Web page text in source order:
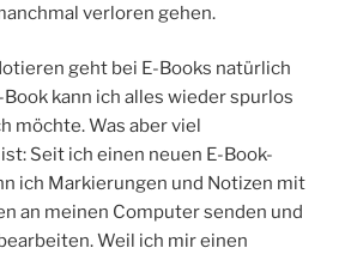
verloren gehen.
geht bei E-Books natürlich
Book kann ich alles wieder spurlos
möchte. Was aber viel
Seit ich einen neuen E-Book-
ich Markierungen und Notizen mit
an meinen Computer senden und
Weil ich mir einen